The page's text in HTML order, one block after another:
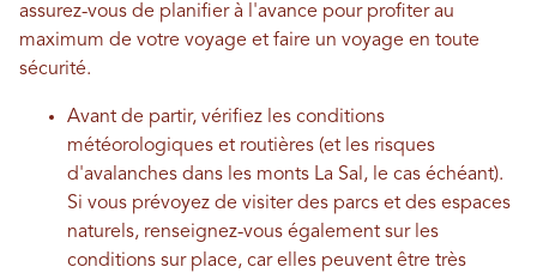
assurez-vous de planifier à l'avance pour profiter au
maximum de votre voyage et faire un voyage en toute
sécurité.
Avant de partir, vérifiez les conditions
météorologiques et routières (et les risques
d'avalanches dans les monts La Sal, le cas échéant).
Si vous prévoyez de visiter des parcs et des espaces
naturels, renseignez-vous également sur les
conditions sur place, car elles peuvent être très